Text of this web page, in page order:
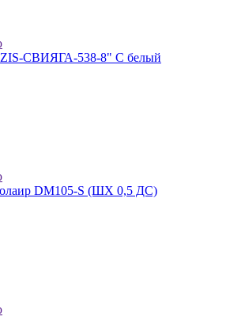
СВИЯГА-538-8" C белый
DM105-S (ШХ 0,5 ДС)